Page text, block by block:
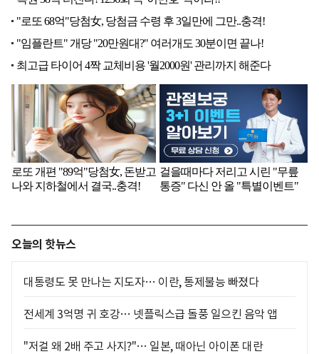
오늘의 핫뉴스
대통령도 못 만나는 지도자… 이란, 통제불능 빠졌다
전세계 3억명 귀 호강… 넷플릭스급 돌풍 일으킨 음악 앱
"저걸 왜 2배 주고 사지?"… 일본, 때아닌 아이폰 대란